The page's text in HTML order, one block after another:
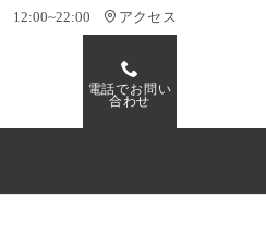
12:00~22:00 アクセス
電話でお問い
合わせ